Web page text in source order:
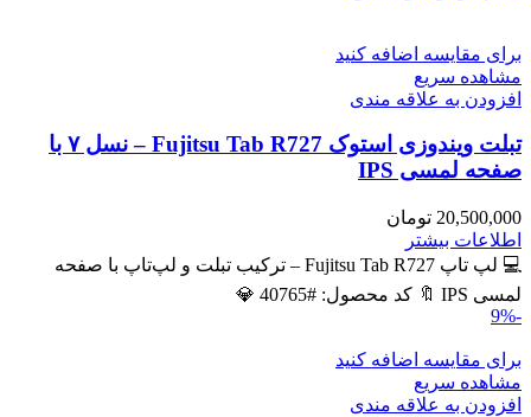
برای مقایسه اضافه کنید
مشاهده سریع
افزودن به علاقه مندی
تبلت ویندوزی استوک Fujitsu Tab R727 – نسل ۷ با
صفحه لمسی IPS
20,500,000 تومان
اطلاعات بیشتر
💻 لپ تاپ Fujitsu Tab R727 – ترکیب تبلت و لپ‌تاپ با صفحه
لمسی IPS 🔖 کد محصول: #40765 💎
-9%
برای مقایسه اضافه کنید
مشاهده سریع
افزودن به علاقه مندی